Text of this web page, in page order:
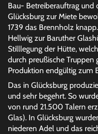
Bau- Betreiberauftrag und
Glücksburg zur Miete
1739 das Brennholz
Hellwig zur Baruther
Stilllegung der Hütte,
durch preußische
Produktion endgültig zum
Das in Glücksburg
und sehr begehrt. So
von rund 21.500 Talern
Glas). In Glücksburg
niederen Adel und das